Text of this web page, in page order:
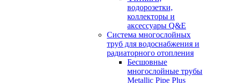
водорозетки,
коллекторы и
аксессуары Q&E
Система многослойных
труб для водоснабжения и
радиаторного отопления
Бесшовные
многослойные трубы
Metallic Pipe Plus